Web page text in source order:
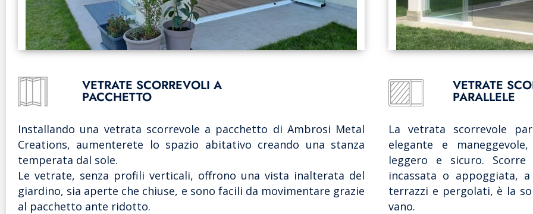
VETRATE SCORREVOLI A
PACCHETTO
Installando una vetrata scorrevole a pacchetto di Ambrosi Metal
Creations, aumenterete lo spazio abitativo creando una stanza
temperata dal sole.
Le vetrate, senza profili verticali, offrono una vista inalterata del
giardino, sia aperte che chiuse, e sono facili da movimentare grazie
al pacchetto ante ridotto.
VETRATE
PARALLELE
La vetrata scorrevole
elegante e
leggero e sicuro.
incassata o appoggiata,
terrazzi e pergolati, è la
vano.